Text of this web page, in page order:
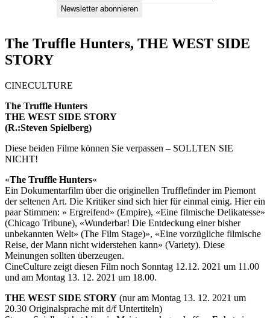
The Truffle Hunters, THE WEST SIDE
STORY
CINECULTURE
The Truffle Hunters
THE WEST SIDE STORY
(R.:Steven Spielberg)
Diese beiden Filme können Sie verpassen – SOLLTEN SIE
NICHT!
«The Truffle Hunters«
Ein Dokumentarfilm über die originellen Trufflefinder im Piemont
der seltenen Art. Die Kritiker sind sich hier für einmal einig. Hier ein
paar Stimmen: » Ergreifend» (Empire), «Eine filmische Delikatesse»
(Chicago Tribune), «Wunderbar! Die Entdeckung einer bisher
unbekannten Welt» (The Film Stage)», «Eine vorzügliche filmische
Reise, der Mann nicht widerstehen kann» (Variety). Diese
Meinungen sollten überzeugen.
CineCulture zeigt diesen Film noch Sonntag 12.12. 2021 um 11.00
und am Montag 13. 12. 2021 um 18.00.
THE WEST SIDE STORY (nur am Montag 13. 12. 2021 um
20.30 Originalsprache mit d/f Untertiteln)